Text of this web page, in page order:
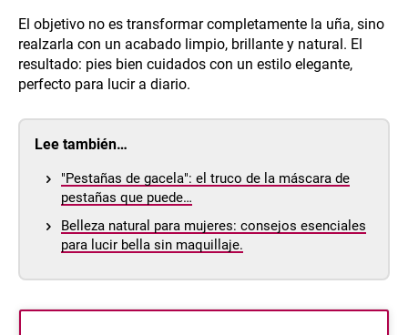
El objetivo no es transformar completamente la uña, sino
realzarla con un acabado limpio, brillante y natural. El
resultado: pies bien cuidados con un estilo elegante,
perfecto para lucir a diario.
Lee también…
"Pestañas de gacela": el truco de la máscara de
pestañas que puede…
Belleza natural para mujeres: consejos esenciales
para lucir bella sin maquillaje.